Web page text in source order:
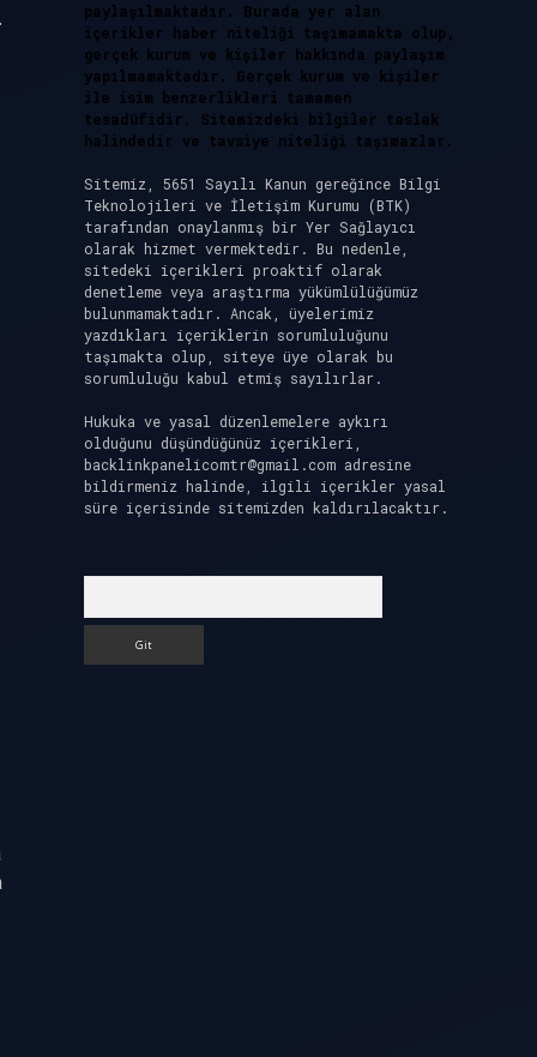
paylaşılmaktadır. Burada yer alan
içerikler haber niteliği taşımamakta olup,
gerçek kurum ve kişiler hakkında paylaşım
yapılmamaktadır. Gerçek kurum ve kişiler
ile isim benzerlikleri tamamen
tesadüfidir. Sitemizdeki bilgiler taslak
halindedir ve tavsiye niteliği taşımazlar.
Sitemiz, 5651 Sayılı Kanun gereğince Bilgi
Teknolojileri ve İletişim Kurumu (BTK)
tarafından onaylanmış bir Yer Sağlayıcı
olarak hizmet vermektedir. Bu nedenle,
sitedeki içerikleri proaktif olarak
denetleme veya araştırma yükümlülüğümüz
bulunmamaktadır. Ancak, üyelerimiz
yazdıkları içeriklerin sorumluluğunu
taşımakta olup, siteye üye olarak bu
sorumluluğu kabul etmiş sayılırlar.
Hukuka ve yasal düzenlemelere aykırı
olduğunu düşündüğünüz içerikleri,
backlinkpanelicomtr@gmail.comadresine
bildirmeniz halinde, ilgili içerikler yasal
süre içerisinde sitemizden kaldırılacaktır.